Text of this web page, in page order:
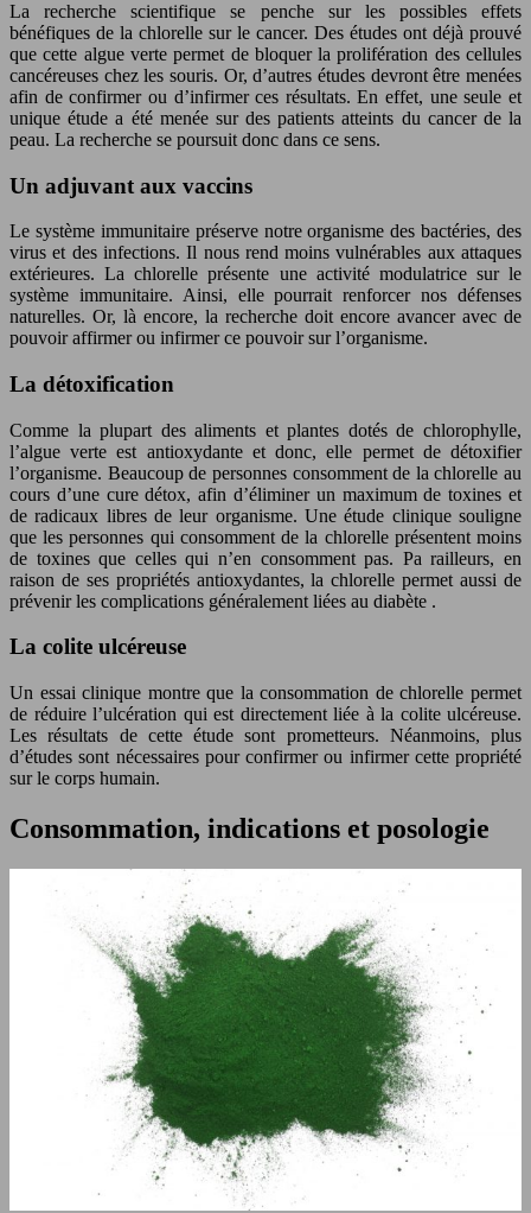
La recherche scientifique se penche sur les possibles effets
bénéfiques de la chlorelle sur le cancer. Des études ont déjà prouvé
que cette algue verte permet de bloquer la prolifération des cellules
cancéreuses chez les souris. Or, d’autres études devront être menées
afin de confirmer ou d’infirmer ces résultats. En effet, une seule et
unique étude a été menée sur des patients atteints du cancer de la
peau. La recherche se poursuit donc dans ce sens.
Un adjuvant aux vaccins
Le système immunitaire préserve notre organisme des bactéries, des
virus et des infections. Il nous rend moins vulnérables aux attaques
extérieures. La chlorelle présente une activité modulatrice sur le
système immunitaire. Ainsi, elle pourrait renforcer nos défenses
naturelles. Or, là encore, la recherche doit encore avancer avec de
pouvoir affirmer ou infirmer ce pouvoir sur l’organisme.
La détoxification
Comme la plupart des aliments et plantes dotés de chlorophylle,
l’algue verte est antioxydante et donc, elle permet de détoxifier
l’organisme. Beaucoup de personnes consomment de la chlorelle au
cours d’une cure détox, afin d’éliminer un maximum de toxines et
de radicaux libres de leur organisme. Une étude clinique souligne
que les personnes qui consomment de la chlorelle présentent moins
de toxines que celles qui n’en consomment pas. Pa railleurs, en
raison de ses propriétés antioxydantes, la chlorelle permet aussi de
prévenir les complications généralement liées au diabète .
La colite ulcéreuse
Un essai clinique montre que la consommation de chlorelle permet
de réduire l’ulcération qui est directement liée à la colite ulcéreuse.
Les résultats de cette étude sont prometteurs. Néanmoins, plus
d’études sont nécessaires pour confirmer ou infirmer cette propriété
sur le corps humain.
Consommation, indications et posologie